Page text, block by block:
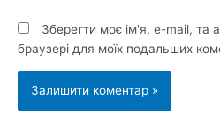
Зберегти моє ім'я, e-mail, та
браузері для моїх подальших